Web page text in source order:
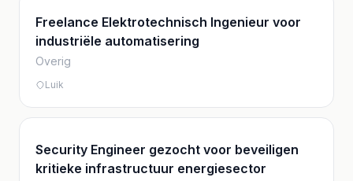
Freelance Elektrotechnisch Ingenieur voor
industriële automatisering
Overig
Luik
Security Engineer gezocht voor beveiligen
kritieke infrastructuur energiesector